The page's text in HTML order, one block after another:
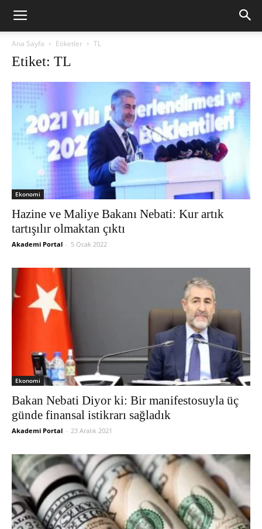
Ana Sayfa Etiketler TL
Etiket: TL
Ekonomi
Hazine ve Maliye Bakanı Nebati: Kur artık
tartışılır olmaktan çıktı
Akademi Portal - 5 Ocak 2022
Ekonomi
Bakan Nebati Diyor ki: Bir manifestosuyla üç
günde finansal istikrarı sağladık
Akademi Portal - 23 Aralık 2021